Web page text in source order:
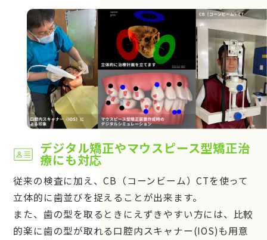
デジタル矯正やマウスピース型矯正治
療にも対応
従来の検査に加え、CB（コーンビーム）CTを使って
立体的に歯並びを捉えることが出来ます。
また、歯の型を取るときにえずきやすい方には、比較
的楽に歯の型が取れる口腔内スキャナー(IOS)も用意